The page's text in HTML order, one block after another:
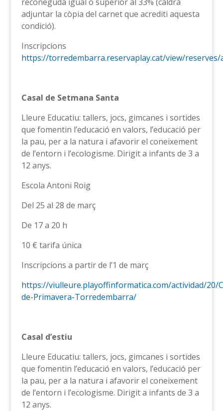
adjuntar la còpia del carnet que acrediti aquesta
condició).
Inscripcions
https://torredembarra.reservaplay.cat/view/
Casal de Setmana Santa
Lleure Educatiu: tallers, jocs, gimcanes i sortides
que fomentin l’educació en valors, l’educació per
la pau, per a la natura i afavorir el coneixement
de l’entorn i l’ecologisme. Dirigit a infants de 3 a
12 anys.
Escola Antoni Roig
Del 25 al 28 de març
De 17 a 20 h
10 € tarifa única
Inscripcions a partir de l’1 de març
https://viulleure.playoffinformatica.com/actividad/20/
de-Primavera-Torredembarra/
Casal d’estiu
Lleure Educatiu: tallers, jocs, gimcanes i sortides
que fomentin l’educació en valors, l’educació per
la pau, per a la natura i afavorir el coneixement
de l’entorn i l’ecologisme. Dirigit a infants de 3 a
12 anys.